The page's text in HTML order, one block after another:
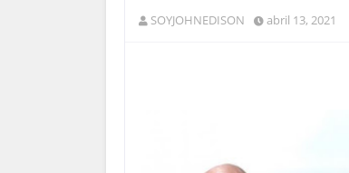
SOYJOHNEDISON abril 13, 2021